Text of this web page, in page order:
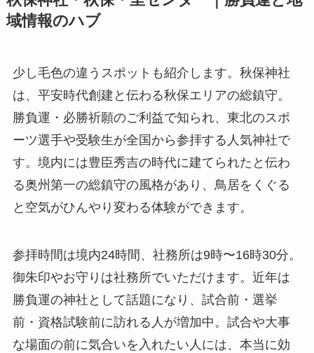
域情報のハブ
少し毛色の違うスポットも紹介します。秋保神社
は、平安時代創建と伝わる秋保エリアの総鎮守。
勝負運・必勝祈願のご利益で知られ、東北のスポ
ーツ選手や受験生が全国から参拝する人気神社で
す。境内には豊臣秀吉の時代に建てられたと伝わ
る奥州第一の総鎮守の風格があり、鳥居をくぐる
と空気がひんやり変わる体験ができます。
参拝時間は境内24時間、社務所は9時〜16時30分。
御朱印やお守りは社務所でいただけます。近年は
勝負運の神社として話題になり、試合前・選挙
前・資格試験前に訪れる人が増加中。試合や大事
な場面の前に気合いを入れたい人には、本当に効